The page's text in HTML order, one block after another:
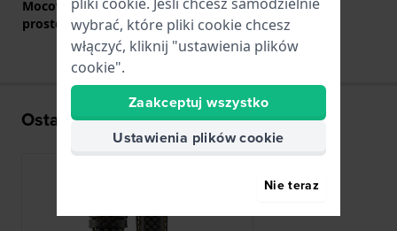
Mocowanie za pomocą
prostego bolca
Tak
Ostatnio oglądane
wybrać, które pliki cookie chcesz
włączyć, kliknij "ustawienia plików
cookie".
Zaakceptuj wszystko
Ustawienia plików cookie
Nie teraz